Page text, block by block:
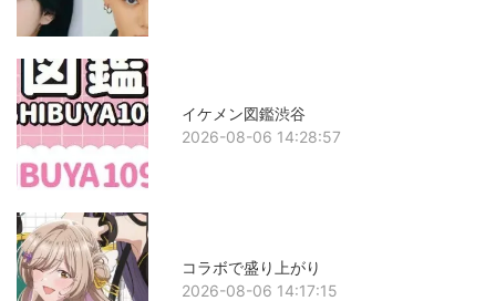
イケメン図鑑渋谷
2026-08-06 14:28:57
コラボで盛り上がり
2026-08-06 14:17:15